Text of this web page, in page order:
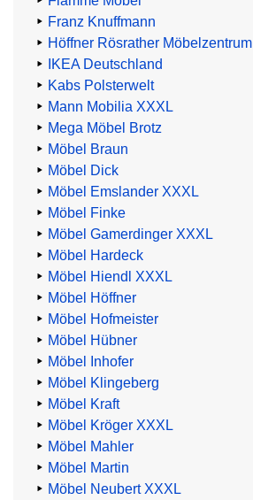
Franz Knuffmann
Höffner Rösrather Möbelzentrum
IKEA Deutschland
Kabs Polsterwelt
Mann Mobilia XXXL
Mega Möbel Brotz
Möbel Braun
Möbel Dick
Möbel Emslander XXXL
Möbel Finke
Möbel Gamerdinger XXXL
Möbel Hardeck
Möbel Hiendl XXXL
Möbel Höffner
Möbel Hofmeister
Möbel Hübner
Möbel Inhofer
Möbel Klingeberg
Möbel Kraft
Möbel Kröger XXXL
Möbel Mahler
Möbel Martin
Möbel Neubert XXXL